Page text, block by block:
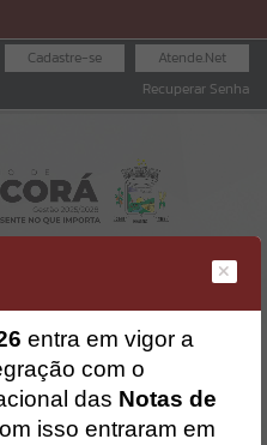
Atende.Net
Cadastre-se
Recuperar Senha
DE
PAGAMENTO
entra em vigor a
com o
das Notas de
isso entraram em